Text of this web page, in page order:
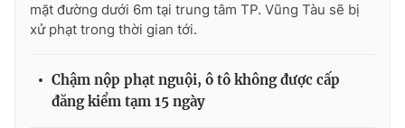
mặt đường dưới 6m tại trung tâm TP. Vũng Tàu sẽ bị
xử phạt trong thời gian tới.
Chậm nộp phạt nguội, ô tô không được cấp
đăng kiểm tạm 15 ngày